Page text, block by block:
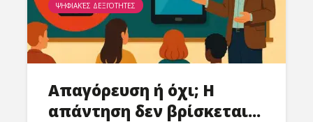
ΨΗΦΙΑΚΈΣ ΔΕΞΙΌΤΗΤΕΣ
Απαγόρευση ή όχι; Η
απάντηση δεν βρίσκεται...